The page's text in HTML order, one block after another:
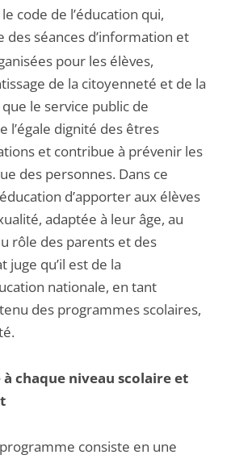
code de l’éducation qui,
des séances d’information et
pour les élèves,
de la citoyenneté et de la
le service public de
l’égale dignité des êtres
et contribue à prévenir les
des personnes. Dans ce
d’apporter aux élèves
adaptée à leur âge, au
rôle des parents et des
juge qu’il est de la
nationale, en tant
des programmes scolaires,
chaque niveau scolaire et
consiste en une